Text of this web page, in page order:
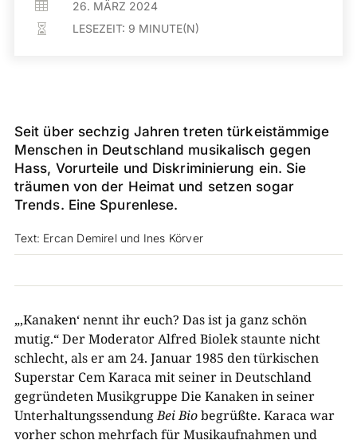
 26. MÄRZ 2024
 LESEZEIT: 9 MINUTE(N)
Seit über sechzig Jahren treten türkeistämmige
Menschen in Deutschland musikalisch gegen
Hass, Vorurteile und Diskriminierung ein. Sie
träumen von der Heimat und setzen sogar
Trends. Eine Spurenlese.
Text: Ercan Demirel und Ines Körver
„‚Kanaken‘ nennt ihr euch? Das ist ja ganz schön
mutig.“ Der Moderator Alfred Biolek staunte nicht
schlecht, als er am 24. Januar 1985 den türkischen
Superstar Cem Karaca mit seiner in Deutschland
gegründeten Musikgruppe Die Kanaken in seiner
UnterhaltungssendungBei Biobegrüßte. Karaca war
vorher schon mehrfach für Musikaufnahmen und